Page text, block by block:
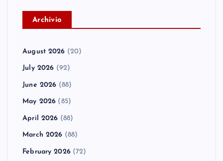
Archivio
August 2026 (20)
July 2026 (92)
June 2026 (88)
May 2026 (85)
April 2026 (88)
March 2026 (88)
February 2026(72)